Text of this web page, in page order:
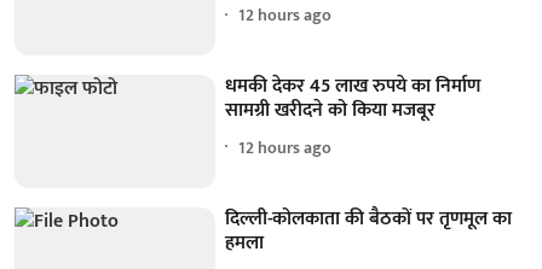
12 hours ago
धमकी देकर 45 लाख रुपये का निर्माण
सामग्री खरीदने को किया मजबूर
12 hours ago
दिल्ली-कोलकाता की बैठकों पर तृणमूल का
हमला